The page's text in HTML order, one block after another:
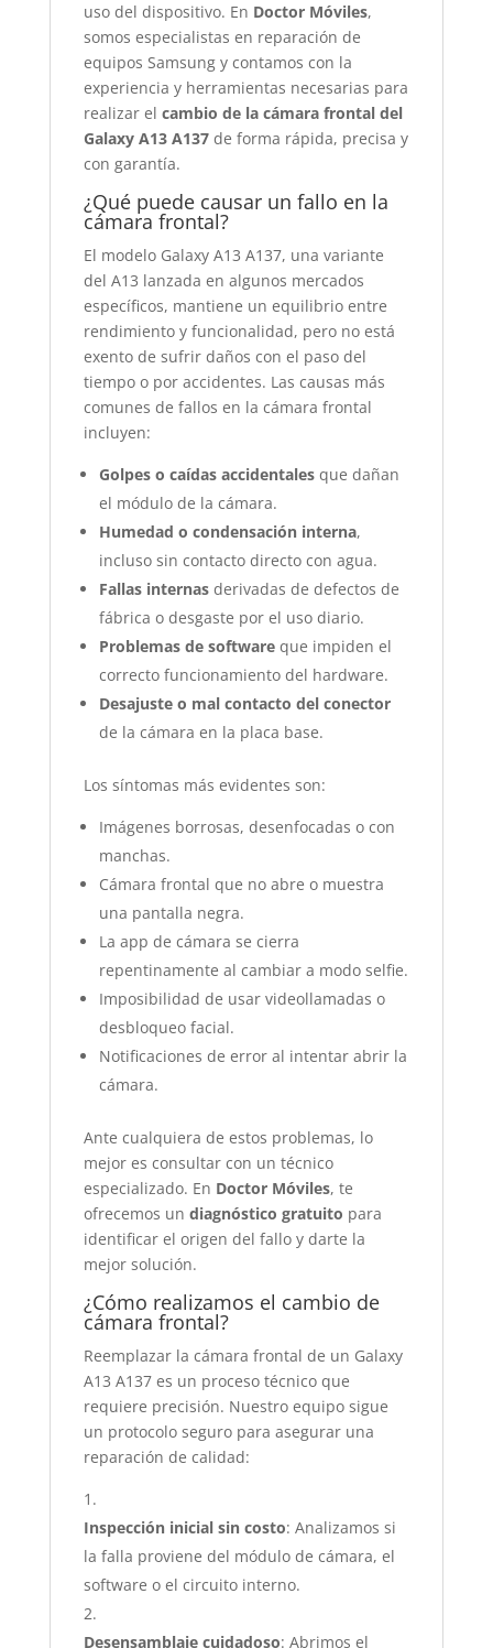
uso del dispositivo. En Doctor Móviles,
somos especialistas en reparación de
equipos Samsung y contamos con la
experiencia y herramientas necesarias para
realizar el cambio de la cámara frontal del
Galaxy A13 A137de forma rápida, precisa y
con garantía.
¿Qué puede causar un fallo en la
cámara frontal?
El modelo Galaxy A13 A137, una variante
del A13 lanzada en algunos mercados
específicos, mantiene un equilibrio entre
rendimiento y funcionalidad, pero no está
exento de sufrir daños con el paso del
tiempo o por accidentes. Las causas más
comunes de fallos en la cámara frontal
incluyen:
Golpes o caídas accidentalesque dañan
el módulo de la cámara.
Humedad o condensación interna,
incluso sin contacto directo con agua.
Fallas internasderivadas de defectos de
fábrica o desgaste por el uso diario.
Problemas de softwareque impiden el
correcto funcionamiento del hardware.
Desajuste o mal contacto del conector
de la cámara en la placa base.
Los síntomas más evidentes son:
Imágenes borrosas, desenfocadas o con
manchas.
Cámara frontal que no abre o muestra
una pantalla negra.
La app de cámara se cierra
repentinamente al cambiar a modo selfie.
Imposibilidad de usar videollamadas o
desbloqueo facial.
Notificaciones de error al intentar abrir la
cámara.
Ante cualquiera de estos problemas, lo
mejor es consultar con un técnico
especializado. En Doctor Móviles, te
ofrecemos un diagnóstico gratuito para
identificar el origen del fallo y darte la
mejor solución.
¿Cómo realizamos el cambio de
cámara frontal?
Reemplazar la cámara frontal de un Galaxy
A13 A137 es un proceso técnico que
requiere precisión. Nuestro equipo sigue
un protocolo seguro para asegurar una
reparación de calidad:
Inspección inicial sin costo: Analizamos si
la falla proviene del módulo de cámara, el
software o el circuito interno.
Desensamblaje cuidadoso: Abrimos el